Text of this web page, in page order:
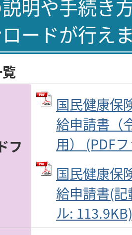
明や手続き
ードが行え
フ
国民健康保
給申請書（
用） (PDF
国民健康保
給申請書(記
ル: 113.9KB)